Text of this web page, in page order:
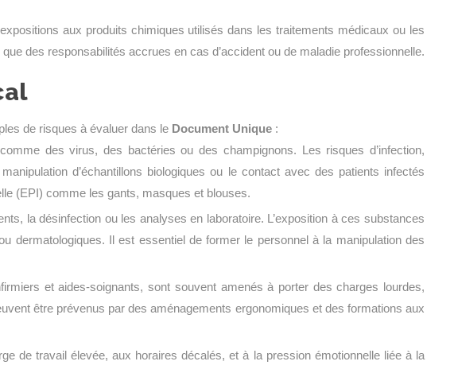
aux produits chimiques utilisés dans les traitements médicaux ou les
des responsabilités accrues en cas d’accident ou de maladie professionnelle.
de risques à évaluer dans le Document Unique :
des virus, des bactéries ou des champignons. Les risques d’infection,
d’échantillons biologiques ou le contact avec des patients infectés
(EPI) comme les gants, masques et blouses.
la désinfection ou les analyses en laboratoire. L’exposition à ces substances
dermatologiques. Il est essentiel de former le personnel à la manipulation des
et aides-soignants, sont souvent amenés à porter des charges lourdes,
être prévenus par des aménagements ergonomiques et des formations aux
de travail élevée, aux horaires décalés, et à la pression émotionnelle liée à la